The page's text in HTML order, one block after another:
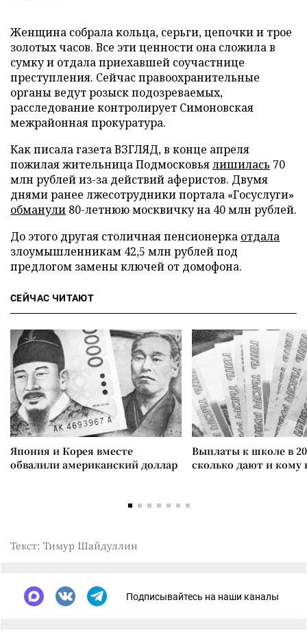
Женщина собрала кольца, серьги, цепочки и трое
золотых часов. Все эти ценности она сложила в
сумку и отдала приехавшей соучастнице
преступления. Сейчас правоохранительные
органы ведут розыск подозреваемых,
расследование контролирует Симоновская
межрайонная прокуратура.
Как писала газета ВЗГЛЯД, в конце апреля
пожилая жительница Подмосковьялишилась 70
млн рублей из-за действий аферистов. Двумя
днями ранее лжесотрудники портала «Госуслуги»
обманули 80-летнюю москвичку на 40 млн рублей.
До этого другая столичная пенсионерка отдала
злоумышленникам 42,5 млн рублей под
предлогом замены ключей от домофона.
СЕЙЧАС ЧИТАЮТ
Япония и Корея вместе
обвалили американский доллар
Выплаты к школе в
сколько дают и
Текст: Тимур Шайдуллин
Подписывайтесь на наши каналы